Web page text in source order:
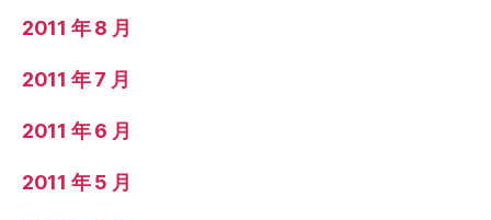
2011 年 8 月
2011 年 7 月
2011 年 6 月
2011 年 5 月